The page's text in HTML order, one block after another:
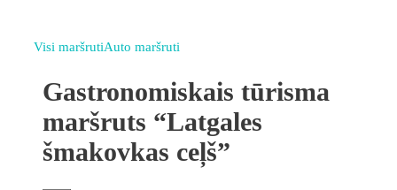
Visi maršrutiAuto maršruti
Gastronomiskais tūrisma
maršruts “Latgales
šmakovkas ceļš”